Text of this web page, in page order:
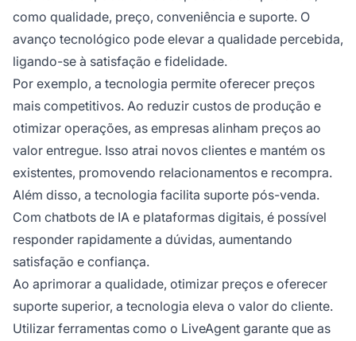
como qualidade, preço, conveniência e suporte. O
avanço tecnológico pode elevar a qualidade percebida,
ligando-se à satisfação e fidelidade.
Por exemplo, a tecnologia permite oferecer preços
mais competitivos. Ao reduzir custos de produção e
otimizar operações, as empresas alinham preços ao
valor entregue. Isso atrai novos clientes e mantém os
existentes, promovendo relacionamentos e recompra.
Além disso, a tecnologia facilita suporte pós-venda.
Com chatbots de IA e plataformas digitais, é possível
responder rapidamente a dúvidas, aumentando
satisfação e confiança.
Ao aprimorar a qualidade, otimizar preços e oferecer
suporte superior, a tecnologia eleva o valor do cliente.
Utilizar ferramentas como o LiveAgent garante que as